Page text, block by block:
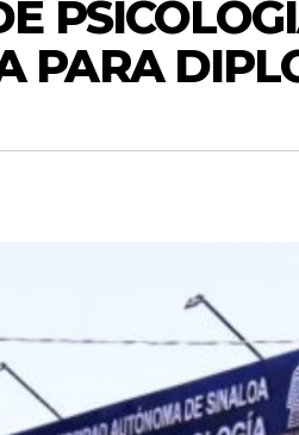
PARA